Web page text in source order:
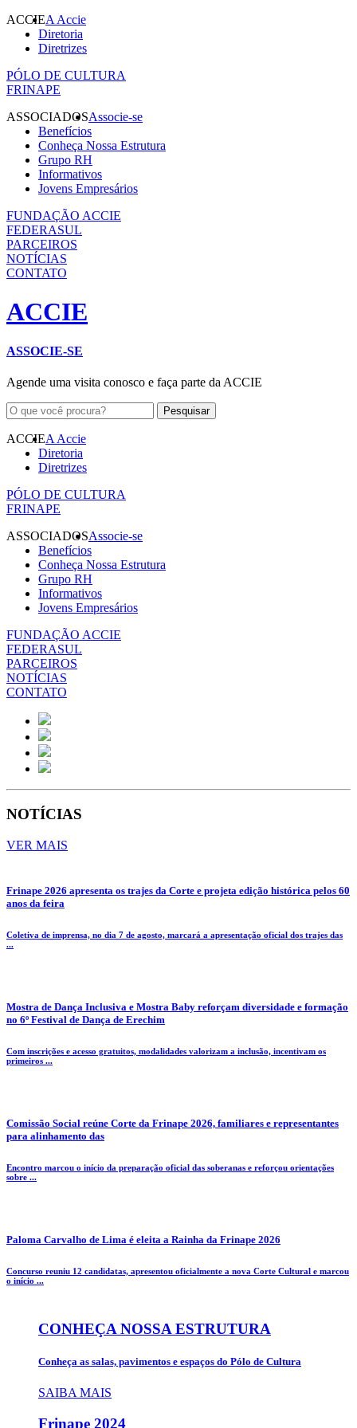
ACCIEA Accie
Diretoria
Diretrizes
PÓLO DE CULTURA
FRINAPE
ASSOCIADOSAssocie-se
Benefícios
Conheça Nossa Estrutura
Grupo RH
Informativos
Jovens Empresários
FUNDAÇÃO ACCIE
FEDERASUL
PARCEIROS
NOTÍCIAS
CONTATO
ACCIE
ASSOCIE-SE
Agende uma visita conosco e faça parte da ACCIE
ACCIEA Accie
Diretoria
Diretrizes
PÓLO DE CULTURA
FRINAPE
ASSOCIADOSAssocie-se
Benefícios
Conheça Nossa Estrutura
Grupo RH
Informativos
Jovens Empresários
FUNDAÇÃO ACCIE
FEDERASUL
PARCEIROS
NOTÍCIAS
CONTATO
NOTÍCIAS
VER MAIS
Frinape 2026 apresenta os trajes da Corte e projeta edição histórica pelos 60
anos da feira
Coletiva de imprensa, no dia 7 de agosto, marcará a apresentação oficial dos trajes das
...
Mostra de Dança Inclusiva e Mostra Baby reforçam diversidade e formação
no 6º Festival de Dança de Erechim
Com inscrições e acesso gratuitos, modalidades valorizam a inclusão, incentivam os
primeiros ...
Comissão Social reúne Corte da Frinape 2026, familiares e representantes
para alinhamento das
Encontro marcou o início da preparação oficial das soberanas e reforçou orientações
sobre ...
Paloma Carvalho de Lima é eleita a Rainha da Frinape 2026
Concurso reuniu 12 candidatas, apresentou oficialmente a nova Corte Cultural e marcou
o início ...
CONHEÇA NOSSA ESTRUTURA
Conheça as salas, pavimentos e espaços do Pólo de Cultura
SAIBA MAIS
Frinape 2024